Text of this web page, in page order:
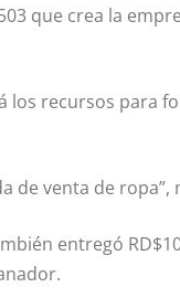
que crea la
los recursos para
de venta de ropa”,
entregó